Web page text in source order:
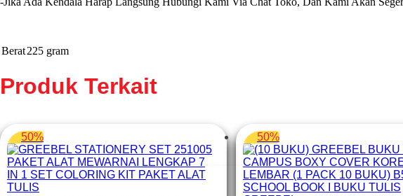
Berat225 gram
Produk Terkait
50% 50%